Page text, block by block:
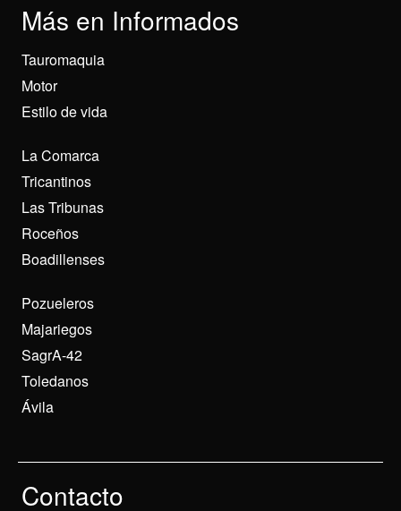
Más en Informados
Tauromaquia
Motor
Estilo de vida
La Comarca
Tricantinos
Las Tribunas
Roceños
Boadillenses
Pozueleros
Majariegos
SagrA-42
Toledanos
Ávila
Contacto